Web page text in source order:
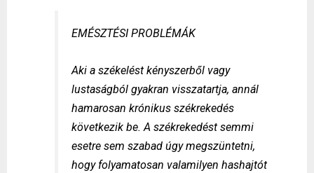
EMÉSZTÉSI PROBLÉMÁK
Aki a székelést kényszerből vagy
lustaságból gyakran visszatartja, annál
hamarosan krónikus székrekedés
következik be. A székrekedést semmi
esetre sem szabad úgy megszüntetni,
hogy folyamatosan valamilyen hashajtót